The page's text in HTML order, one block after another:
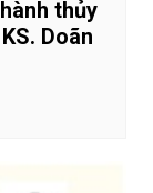
thủy
Doãn